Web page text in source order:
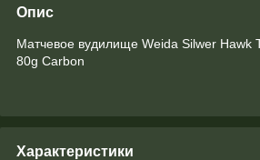
Опис
Матчевое вудилище Weida Silwer Hawk
80g Carbon
Характеристики